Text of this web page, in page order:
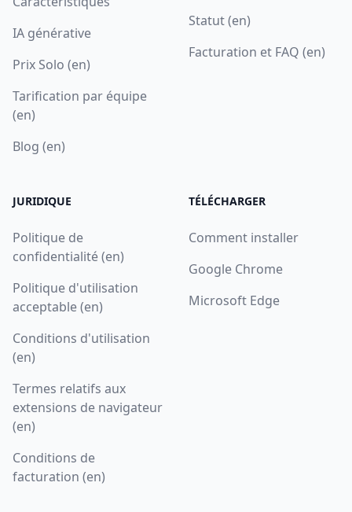
IA générative
Prix Solo (en)
Tarification par équipe
(en)
Blog (en)
Statut (en)
Facturation et FAQ (en)
JURIDIQUE
Politique de
confidentialité (en)
Politique d'utilisation
acceptable (en)
Conditions d'utilisation
(en)
Termes relatifs aux
extensions de navigateur
(en)
Conditions de
facturation (en)
TÉLÉCHARGER
Comment installer
Google Chrome
Microsoft Edge